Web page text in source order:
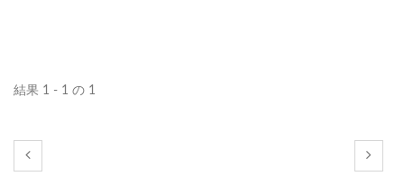
結果 1 - 1 の 1